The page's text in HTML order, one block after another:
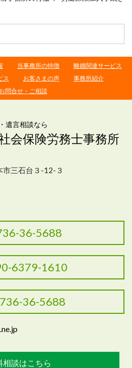
当事務所の特徴
離婚関連サービス
ス
お客さまの声
事務所紹介
お問合せ・ご相談
遺言相談なら
会保険労務士事務所
三石台３-12-３
36-5688
6379-1610
36-5688
相談はこちら